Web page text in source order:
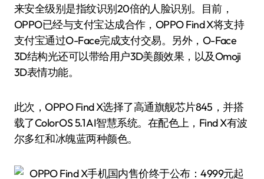
来安全级别是指纹识别20倍的人脸识别。目前，
OPPO已经与支付宝达成合作，OPPO Find X将支持
支付宝通过O-Face完成支付交易。另外，O-Face
3D结构光还可以带给用户3D美颜效果，以及Omoji
3D表情功能。
此次，OPPO Find X选择了高通旗舰芯片845，并搭
载了ColorOS 5.1 AI智慧系统。在配色上，Find X有波
尔多红和冰魄蓝两种颜色。